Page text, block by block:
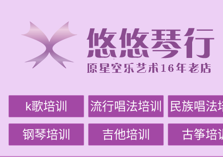
k歌培训 流行唱法培训 民族唱法
钢琴培训 吉他培训 古筝培